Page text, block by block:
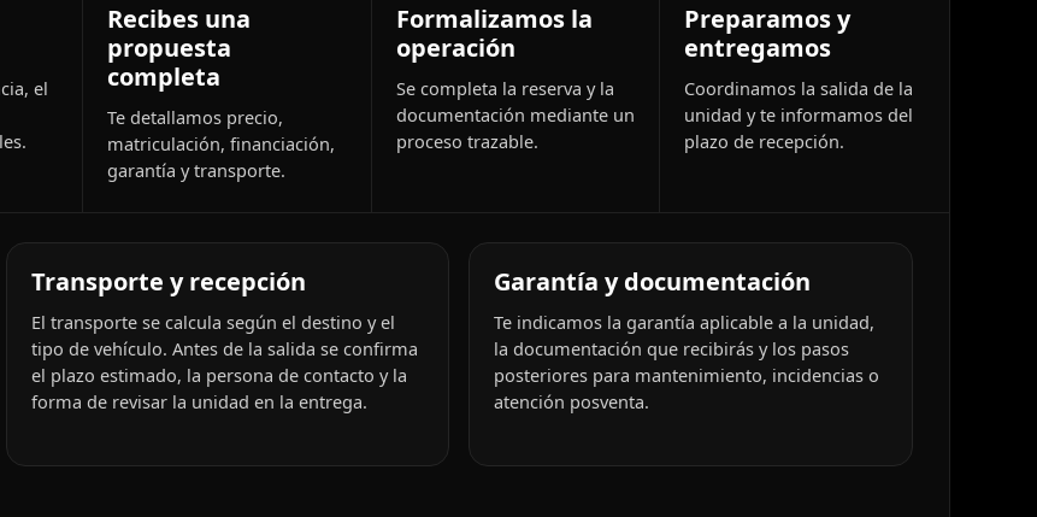
el
Recibes una
propuesta
completa
Te detallamos precio,
matriculación, financiación,
garantía y transporte.
Formalizamos la
operación
Se completa la reserva y la
documentación mediante un
proceso trazable.
Preparamos y
entregamos
Coordinamos la salida de la
unidad y te informamos del
plazo de recepción.
Transporte y recepción
El transporte se calcula según el destino y el
tipo de vehículo. Antes de la salida se confirma
el plazo estimado, la persona de contacto y la
forma de revisar la unidad en la entrega.
Garantía y documentación
Te indicamos la garantía aplicable a la unidad,
la documentación que recibirás y los pasos
posteriores para mantenimiento, incidencias o
atención posventa.